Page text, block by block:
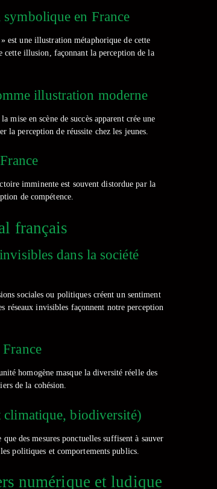
symbolique en France
est une illustration métaphorique de cette
illusion, façonnant la perception de la
illustration moderne
mise en scène de succès apparent crée une
perception de réussite chez les jeunes.
imminente est souvent distordue par la
de compétence.
français
dans la société
sociales ou politiques créent un sentiment
réseaux invisibles façonnent notre perception
homogène masque la diversité réelle des
de la cohésion.
climatique, biodiversité)
des mesures ponctuelles suffisent à sauver
politiques et comportements publics.
numérique et ludique